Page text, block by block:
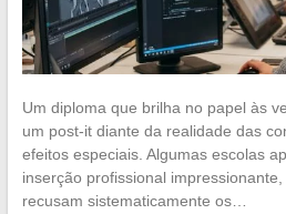
Um diploma que brilha no papel às
um post-it diante da realidade das
efeitos especiais. Algumas escolas
inserção profissional
recusam sistematicamente os…